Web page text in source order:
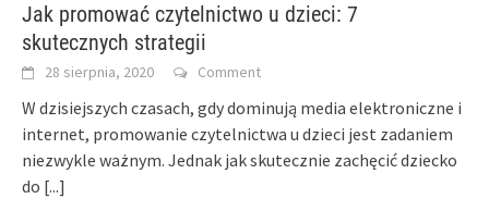
Jak promować czytelnictwo u dzieci: 7
skutecznych strategii
28 sierpnia, 2020 Comment
W dzisiejszych czasach, gdy dominują media elektroniczne i
internet, promowanie czytelnictwa u dzieci jest zadaniem
niezwykle ważnym. Jednak jak skutecznie zachęcić dziecko
do [...]